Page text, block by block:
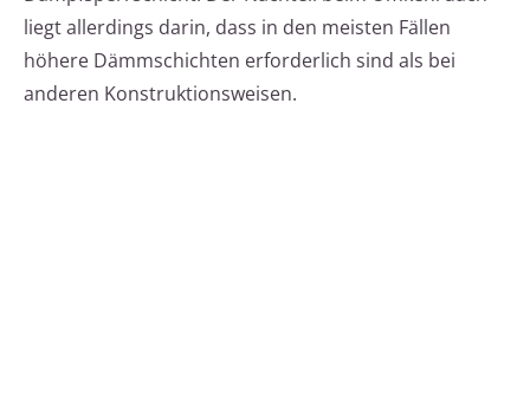
liegt allerdings darin, dass in den meisten Fällen
höhere Dämmschichten erforderlich sind als bei
anderen Konstruktionsweisen.